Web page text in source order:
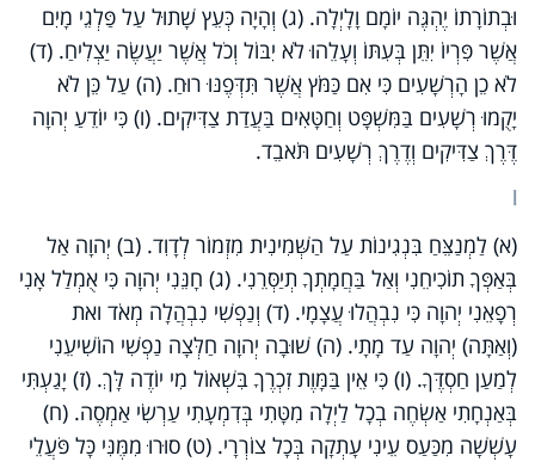
וּבְתוֹרָתוֹ יֶהְגֶּה יוֹמָם וָלָיְלָה. (ג) וְהָיָה כְּעֵץ שָׁתוּל עַל פַּלְגֵי מָיִם
אֲשֶׁר פִּרְיוֹ יִתֵּן בְּעִתּוֹ וְעָלֵהוּ לֹא יִבּוֹל וְכֹל אֲשֶׁר יַעֲשֶׂה יַצְלִיחַ. (ד)
לֹא כֵן הָרְשָׁעִים כִּי אִם כַּמֹּץ אֲ‍שֶׁר תִּדְּפֶנּוּ רוּחַ. (ה) עַל כֵּן לֹא
יָקֻמוּ רְשָׁעִים בַּמִּשְׁפָּט וְחַטָּאִים בַּעֲדַת צַדִּיקִים. (ו) כִּי יוֹדֵעַ יְהוָה
דֶּרֶךְ צַדִּיקִים וְדֶרֶךְ רְשָׁעִים תֹּאבֵד.
ו
(א) לַמְנַצֵּחַ בִּנְגִינוֹת עַל הַשְּׁמִינִית מִזְמוֹר לְדָוִד. (ב) יְהוָה אַל
בְּאַפְּךָ תוֹכִיחֵנִי וְאַל בַּחֲמָתְךָ תְיַסְּרֵנִי. (ג) חָנֵּנִי יְהוָה כִּי אֻמְלַל אָנִי
רְפָאֵנִי יְהוָה כִּי נִבְהֲלוּ עֲצָמָי. (ד) וְנַפְשִׁי נִבְהֲלָה מְאֹד ואת
(וְאַתָּה) יְהוָה עַד מָתָי. (ה) שׁוּבָה יְהוָה חַלְּצָה נַפְשִׁי הוֹשִׁיעֵנִי
לְמַעַן חַסְדֶּךָ. (ו) כִּי אֵין בַּמָּוֶת זִכְרֶךָ בִּשְׁאוֹל מִי יוֹדֶה לָּךְ. (ז) יָגַעְתִּי
בְּאַנְחָתִי אַשְׂחֶה בְכָל לַיְלָה מִטָּתִי בְּדִמְעָתִי עַרְשִׂי אַמְסֶה. (ח)
עָשְׁשָׁה מִכַּעַס עֵינִי עָתְקָה בְּכָל צוֹרְרָי. (ט) סוּרוּ מִמֶּנִּי כָּל פֹּעֲלֵי